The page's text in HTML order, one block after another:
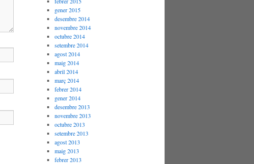
gener 2015
desembre 2014
novembre 2014
octubre 2014
setembre 2014
agost 2014
maig 2014
abril 2014
març 2014
febrer 2014
gener 2014
desembre 2013
novembre 2013
octubre 2013
setembre 2013
agost 2013
maig 2013
febrer 2013